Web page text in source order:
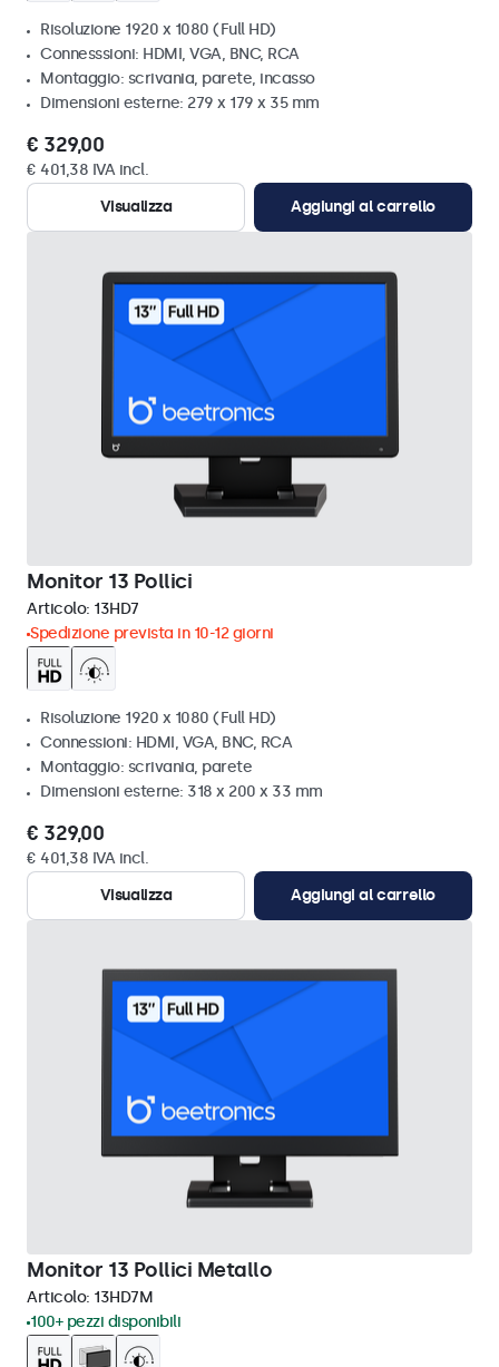
Risoluzione 1920 x 1080 (Full HD)
Connesssioni: HDMI, VGA, BNC, RCA
Montaggio: scrivania, parete, incasso
Dimensioni esterne: 279 x 179 x 35 mm
€ 329,00
€ 401,38 IVA incl.
Visualizza
Aggiungi al carrello
Monitor 13 Pollici
Articolo: 13HD7
Spedizione prevista in 10-12 giorni
Risoluzione 1920 x 1080 (Full HD)
Connessioni: HDMI, VGA, BNC, RCA
Montaggio: scrivania, parete
Dimensioni esterne: 318 x 200 x 33 mm
€ 329,00
€ 401,38 IVA incl.
Visualizza
Aggiungi al carrello
Monitor 13 Pollici Metallo
Articolo: 13HD7M
100+ pezzi disponibili